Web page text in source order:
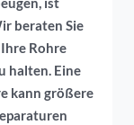
beraten Sie
Rohre
halten. Eine
kann größere